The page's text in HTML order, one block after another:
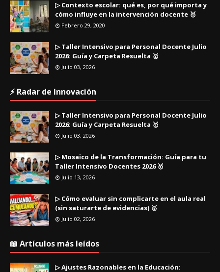
▷ Contexto escolar: qué es, por qué importa y
cómo influye en la intervención docente 🥇
Febrero 29, 2020
▷ Taller Intensivo para Personal Docente Julio
2026: Guía y Carpeta Resuelta 🥇
Julio 03, 2026
⚡ Radar de Innovación
▷ Taller Intensivo para Personal Docente Julio
2026: Guía y Carpeta Resuelta 🥇
Julio 03, 2026
▷ Mosaico de la Transformación: Guía para tu
Taller Intensivo Docentes 2026 🥇
Julio 13, 2026
▷ Cómo evaluar sin complicarte en el aula real
(sin saturarte de evidencias) 🥇
Julio 02, 2026
📖 Artículos más leídos
▷ Ajustes Razonables en la Educación: